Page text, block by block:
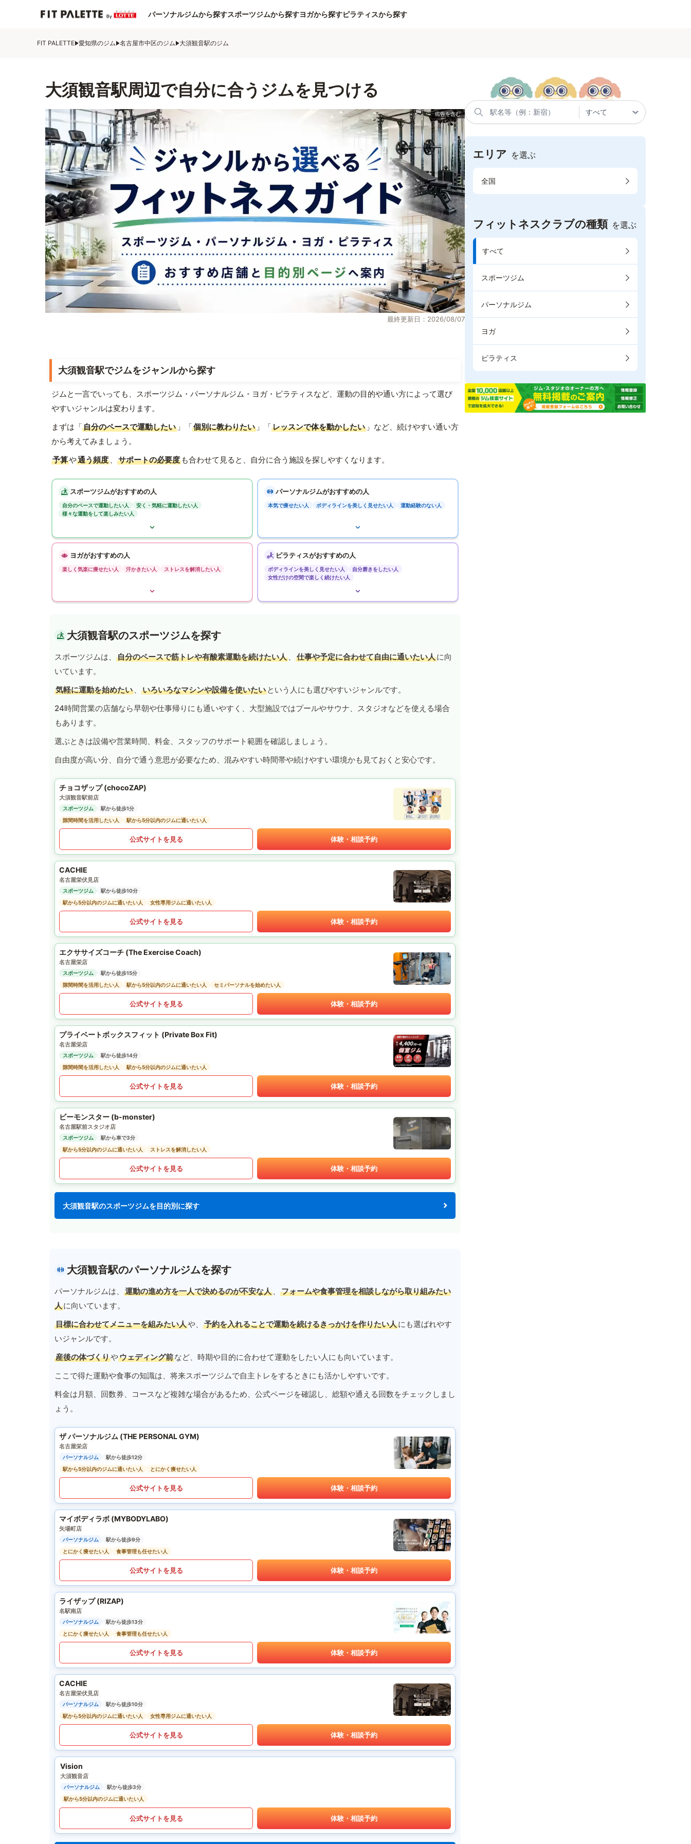
パーソナルジムから探すスポーツジムから探すヨガから探すピラティスから探す
FIT PALETTE 愛知県のジム 名古屋市中区のジム 大須観音駅のジム
大須観音駅周辺で自分に合うジムを見つける
最終更新日：2026/08/07
大須観音駅でジムをジャンルから探す
ジムと一言でいっても、スポーツジム・パーソナルジム・ヨガ・ピラティスなど、運動の目的や通い方によって選び
やすいジャンルは変わります。
まずは「自分のペースで運動したい 」「個別に教わりたい 」「レッスンで体を動かしたい 」など、続けやすい通い方
から考えてみましょう。
予算や通う頻度 、 サポートの必要度 も合わせて見ると、自分に合う施設を探しやすくなります。
スポーツジムがおすすめの人
自分のペースで運動したい人
安く・気軽に運動したい人
様々な運動をして楽しみたい人
パーソナルジムがおすすめの人
本気で痩せたい人 ボディラインを美しく見せたい人 運動経験のない人
ヨガがおすすめの人
楽しく気楽に痩せたい人 汗かきたい人 ストレスを解消したい人
ピラティスがおすすめの人
ボディラインを美しく見せたい人
自分磨きをしたい人
女性だけの空間で楽しく続けたい人
大須観音駅のスポーツジムを探す
スポーツジムは、 自分のペースで筋トレや有酸素運動を続けたい人 、 仕事や予定に合わせて自由に通いたい人に向
いています。
気軽に運動を始めたい 、 いろいろなマシンや設備を使いたい という人にも選びやすいジャンルです。
24時間営業の店舗なら早朝や仕事帰りにも通いやすく、大型施設ではプールやサウナ、スタジオなどを使える場合
もあります。
選ぶときは設備や営業時間、料金、スタッフのサポート範囲を確認しましょう。
自由度が高い分、自分で通う意思が必要なため、混みやすい時間帯や続けやすい環境かも見ておくと安心です。
チョコザップ (chocoZAP)
大須観音駅前店
スポーツジム
駅から徒歩1分
隙間時間を活用したい人
駅から5分以内のジムに通いたい人
公式サイトを見る 体験・相談予約
CACHIE
名古屋栄伏見店
スポーツジム
駅から徒歩10分
駅から5分以内のジムに通いたい人
女性専用ジムに通いたい人
公式サイトを見る 体験・相談予約
エクササイズコーチ (The Exercise Coach)
名古屋栄店
スポーツジム
駅から徒歩15分
隙間時間を活用したい人
駅から5分以内のジムに通いたい人 セミパーソナルを始めたい人
公式サイトを見る 体験・相談予約
プライベートボックスフィット (Private Box Fit)
名古屋栄店
スポーツジム
駅から徒歩14分
隙間時間を活用したい人
駅から5分以内のジムに通いたい人
公式サイトを見る 体験・相談予約
ビーモンスター (b-monster)
名古屋駅前スタジオ店
スポーツジム
駅から車で3分
駅から5分以内のジムに通いたい人
ストレスを解消したい人
公式サイトを見る 体験・相談予約
大須観音駅のスポーツジムを目的別に探す
大須観音駅のパーソナルジムを探す
パーソナルジムは、 運動の進め方を一人で決めるのが不安な人 、
フォームや食事管理を相談しながら取り組みたい
人に向いています。
目標に合わせてメニューを組みたい人や、 予約を入れることで運動を続けるきっかけを作りたい人にも選ばれやす
いジャンルです。
産後の体づくりやウェディング前など、時期や目的に合わせて運動をしたい人にも向いています。
ここで得た運動や食事の知識は、将来スポーツジムで自主トレをするときにも活かしやすいです。
料金は月額、回数券、コースなど複雑な場合があるため、公式ページを確認し、総額や通える回数をチェックしまし
ょう。
ザ パーソナルジム (THE PERSONAL GYM)
名古屋栄店
パーソナルジム
駅から徒歩12分
駅から5分以内のジムに通いたい人
とにかく痩せたい人
公式サイトを見る 体験・相談予約
マイボディラボ (MYBODYLABO)
矢場町店
パーソナルジム
駅から徒歩9分
とにかく痩せたい人
食事管理も任せたい人
公式サイトを見る 体験・相談予約
ライザップ (RIZAP)
名駅南店
パーソナルジム
駅から徒歩13分
とにかく痩せたい人
食事管理も任せたい人
公式サイトを見る 体験・相談予約
CACHIE
名古屋栄伏見店
パーソナルジム
駅から徒歩10分
駅から5分以内のジムに通いたい人
女性専用ジムに通いたい人
公式サイトを見る 体験・相談予約
Vision
大須観音店
パーソナルジム
駅から徒歩3分
駅から5分以内のジムに通いたい人
公式サイトを見る 体験・相談予約
エリア を選ぶ
全国
フィットネスクラブの種類 を選ぶ
すべて
スポーツジム
パーソナルジム
ヨガ
ピラティス